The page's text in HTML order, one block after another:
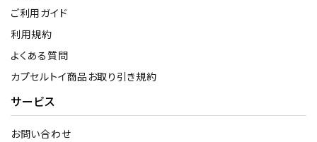
ご利用ガイド
利用規約
よくある質問
カプセルトイ商品お取り引き規約
サービス
お問い合わせ